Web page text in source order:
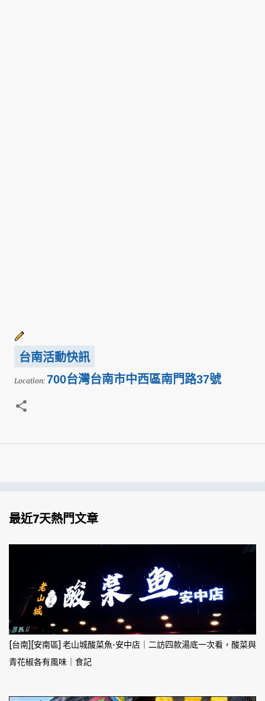
台南活動快訊
Location: 700台灣台南市中西區南門路37號
最近7天熱門文章
[台南][安南區] 老山城酸菜魚-安中店｜二訪四款湯底一次看，酸菜與
青花椒各有風味｜食記